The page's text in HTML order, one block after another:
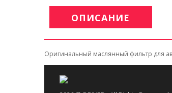
ОПИСАНИЕ
Оригинальный маслянный фильтр для